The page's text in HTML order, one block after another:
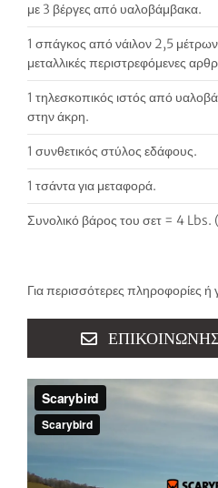
με 3 βέργες από υαλοβάμβακα.
1 σπάγκος από νάιλον 2,5
μεταλλικές περιστρεφόμενες
1 τηλεσκοπικός ιστός από
στην άκρη.
1 συνθετικός στύλος εδάφους.
1 τσάντα για μεταφορά.
Συνολικό βάρος του σετ = 4 Lbs.
Για περισσότερες πληροφορίες ή